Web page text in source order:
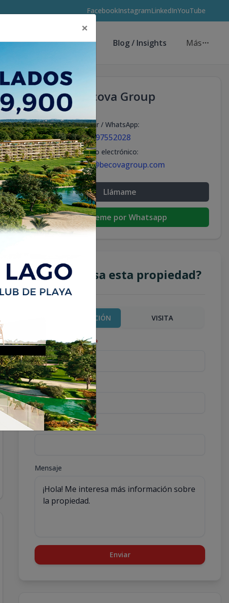
FacebookInstagramLinkedInYouTube
Asesores de Inversión Blog / Insights Más
Becova Group
Celular / WhatsApp:
+18297552028
Correo electrónico:
info@becovagroup.com
Llámame
Escribeme por Whatsapp
¿Te interesa esta propiedad?
MÁS INFORMACIÓN VISITA
Nombre completo*
Teléfono*
Correo Electrónico*
Mensaje
Enviar
×